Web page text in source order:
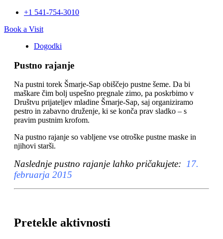
+1 541-754-3010​
Book a Visit
Dogodki
Pustno rajanje
Na pustni torek Šmarje-Sap obiščejo pustne šeme. Da bi
maškare čim bolj uspešno pregnale zimo, pa poskrbimo v
Društvu prijateljev mladine Šmarje-Sap, saj organiziramo
pestro in zabavno druženje, ki se konča prav sladko – s
pravim pustnim krofom.
Na pustno rajanje so vabljene vse otroške pustne maske in
njihovi starši.
Naslednje pustno rajanje lahko pričakujete: 17.
februarja 2015
Pretekle aktivnosti